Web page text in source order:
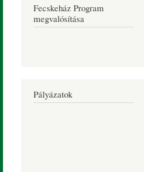
Fecskeház Program
megvalósítása
Pályázatok